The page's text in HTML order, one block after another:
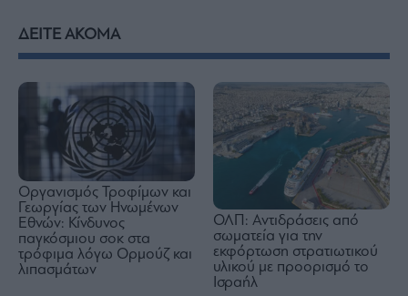
ΔΕΙΤΕ ΑΚΟΜΑ
Οργανισμός Τροφίμων και
Γεωργίας των Ηνωμένων
Εθνών: Κίνδυνος
παγκόσμιου σοκ στα
τρόφιμα λόγω Ορμούζ και
λιπασμάτων
ΟΛΠ: Αντιδράσεις από
σωματεία για την
εκφόρτωση στρατιωτικού
υλικού με προορισμό το
Ισραήλ